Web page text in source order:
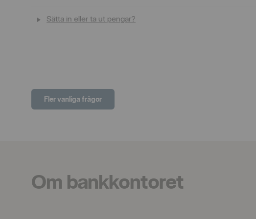
Sätta in eller ta ut pengar?
Fler vanliga frågor
Om bankkontoret